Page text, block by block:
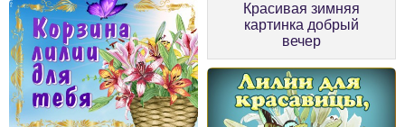
Красивая зимняя
картинка добрый
вечер